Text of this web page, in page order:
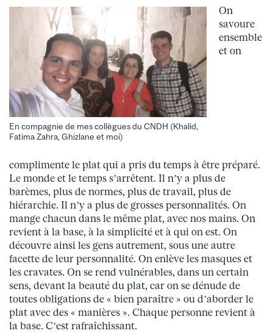
En compagnie de mes collègues du CNDH (Khalid,
Fatima Zahra, Ghizlane et moi)
On
savoure
ensemble
et on
complimente le plat qui a pris du temps à être préparé.
Le monde et le temps s’arrêtent. Il n’y a plus de
barèmes, plus de normes, plus de travail, plus de
hiérarchie. Il n’y a plus de grosses personnalités. On
mange chacun dans le même plat, avec nos mains. On
revient à la base, à la simplicité et à qui on est. On
découvre ainsi les gens autrement, sous une autre
facette de leur personnalité. On enlève les masques et
les cravates. On se rend vulnérables, dans un certain
sens, devant la beauté du plat, car on se dénude de
toutes obligations de « bien paraître » ou d’aborder le
plat avec des « manières ». Chaque personne revient à
la base. C’est rafraîchissant.